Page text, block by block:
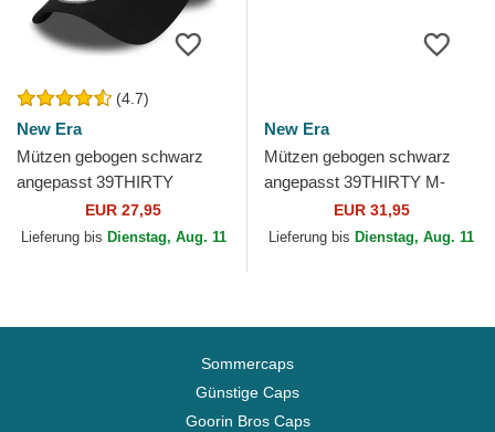
(4.7)
New Era
Mützen gebogen schwarz
angepasst 39THIRTY
Essential der Los Angeles
Dodgers MLB von New Era
EUR 27,95
Lieferung bis Dienstag, Aug. 11
New Era
Mützen gebogen schwarz
angepasst 39THIRTY M-
Crown A Frame der New
York Yankees MLB von New
EUR 31,95
Lieferung bis Dienstag, Aug. 11
Sommercaps
Günstige Caps
Goorin Bros Caps